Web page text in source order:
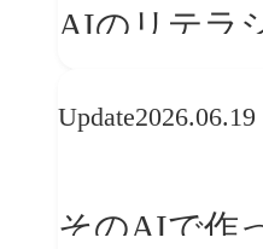
AIのリテラ
は大丈夫か?
Update2026.06.19
そのAIで作